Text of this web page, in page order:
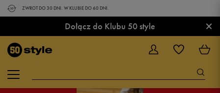
ZWROT DO 30 DNI. W KLUBIE DO 60 DNI.
Dołącz do Klubu 50 style ×